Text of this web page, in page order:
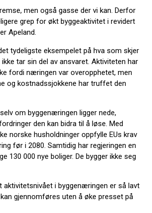
men også gasse der vi kan. Derfor
grep for økt byggeaktivitet i revidert
Apeland.
tydeligste eksempelet på hva som skjer
tar sin del av ansvaret. Aktiviteten har
fordi næringen var overopphetet, men
og kostnadssjokkene har truffet den
om byggenæringen ligger nede,
den kan bidra til å løse. Med
norske husholdninger oppfylle EUs krav
før i 2080. Samtidig har regjeringen en
130 000 nye boliger. De bygger ikke seg
aktivitetsnivået i byggenæringen er så lavt
gjennomføres uten å øke presset på